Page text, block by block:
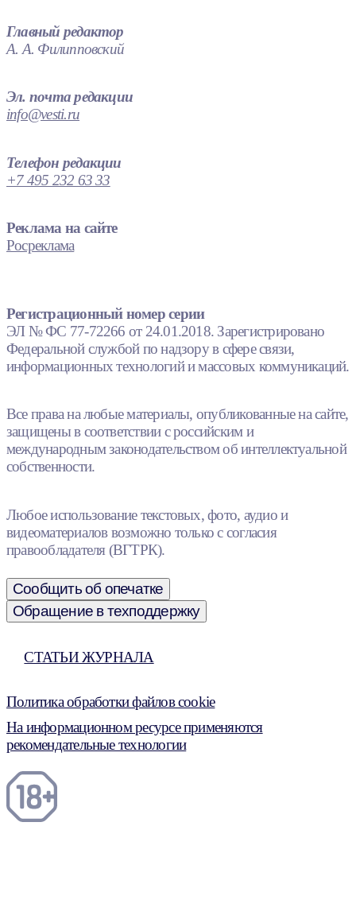
Главный редактор
А. А. Филипповский
Эл. почта редакции
info@vesti.ru
Телефон редакции
+7 495 232 63 33
Реклама на сайте
Росреклама
Регистрационный номер серии
ЭЛ № ФС 77-72266 от 24.01.2018. Зарегистрировано
Федеральной службой по надзору в сфере связи,
информационных технологий и массовых коммуникаций.
Все права на любые материалы, опубликованные на сайте,
защищены в соответствии с российским и
международным законодательством об интеллектуальной
собственности.
Любое использование текстовых, фото, аудио и
видеоматериалов возможно только с согласия
правообладателя (ВГТРК).
Сообщить об опечатке
Обращение в техподдержку
СТАТЬИ ЖУРНАЛА
Политика обработки файлов cookie
На информационном ресурсе применяются
рекомендательные технологии